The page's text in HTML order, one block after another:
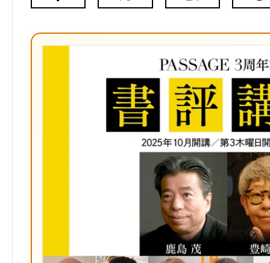
Facebook
X（旧
は
ク
マ
ー
ク